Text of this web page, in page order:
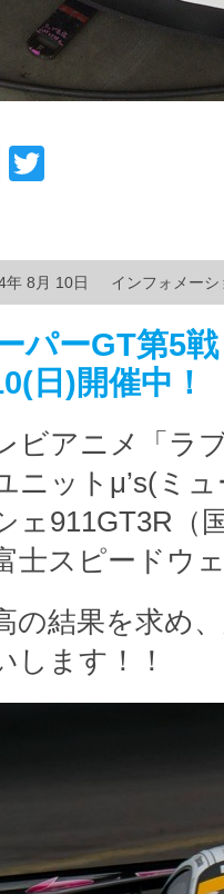
Facebook
年 8月 10日 インフォメーシ
パーGT第5
日)開催中！
ビアニメ「ラ
ニットμ’s(ミ
ェ911GT3R（
士スピードウ
の結果を求め
します！！